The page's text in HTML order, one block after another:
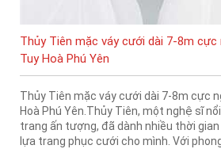
Thủy Tiên mặc váy cưới dài 7-8m
Tuy Hoà Phú Yên
Thủy Tiên mặc váy cưới dài 7-8m cực
Hoà Phú Yên.Thủy Tiên, một nghệ sĩ
trang ấn tượng, đã dành nhiều thời
lựa trang phục cưới cho mình. Với